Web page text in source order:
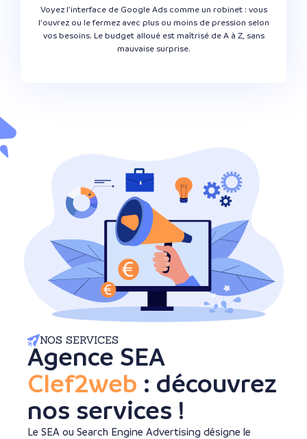
Voyez l’interface de Google Ads comme un robinet : vous
l’ouvrez ou le fermez avec plus ou moins de pression selon
vos besoins. Le budget alloué est maîtrisé de A à Z, sans
mauvaise surprise.
NOS SERVICES
Agence SEA
Clef2web : découvrez
nos services !
Le SEA ou Search Engine Advertising désigne le